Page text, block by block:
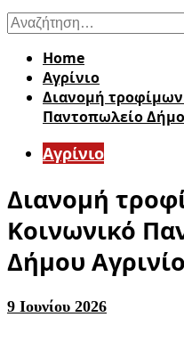
Αναζήτηση
για:
Home
Aγρίνιο
Διανομή
Παντοπωλείο
Aγρίνιο
Διανομή
Κοινωνικό
Δήμου
9 Ιουνίου 2026